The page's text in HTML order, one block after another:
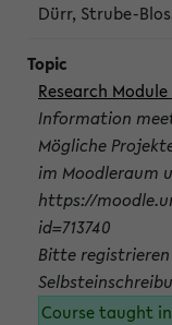
Dürr, Strube-
Research
Information
Mögliche
im Moodleraum
https://
id=713740
Bitte registrieren
Course taught